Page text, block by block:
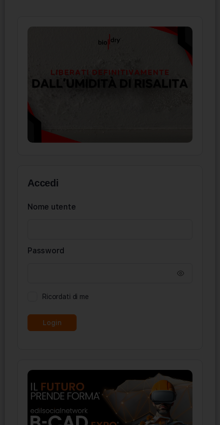
Accedi
Nome utente
Password
Ricordati di me